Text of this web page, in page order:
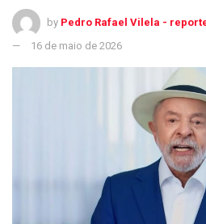
by Pedro Rafael Vilela -
16 de maio de 2026